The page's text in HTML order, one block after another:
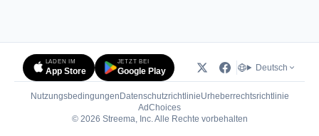
LADEN IM
App Store
JETZT BEI
Google Play Deutsch
Nutzungsbedingungen DatenschutzrichtlinieUrheberrechtsrichtlinie
AdChoices(öffnet in neuem Tab)
© 2026 Streema, Inc. Alle Rechte vorbehalten